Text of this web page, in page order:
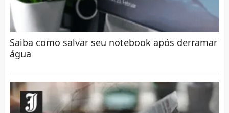
Saiba como salvar seu notebook após derramar
água